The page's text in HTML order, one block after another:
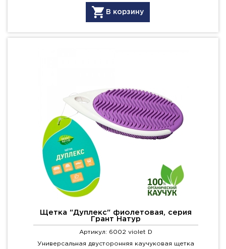
В корзину
Щетка "Дуплекс" фиолетовая, серия
Грант Натур
Артикул: 6002 violet D
Универсальная двусторонняя каучуковая щетка